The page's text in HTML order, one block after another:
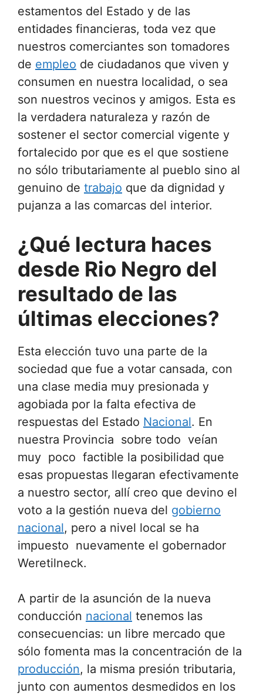
estamentos del Estado y de las
entidades financieras, toda vez que
nuestros comerciantes son tomadores
de empleo de ciudadanos que viven y
consumen en nuestra localidad, o sea
son nuestros vecinos y amigos. Esta es
la verdadera naturaleza y razón de
sostener el sector comercial vigente y
fortalecido por que es el que sostiene
no sólo tributariamente al pueblo sino al
genuino de trabajo que da dignidad y
pujanza a las comarcas del interior.
¿Qué lectura haces
desde Rio Negro del
resultado de las
últimas elecciones?
Esta elección tuvo una parte de la
sociedad que fue a votar cansada, con
una clase media muy presionada y
agobiada por la falta efectiva de
respuestas del Estado Nacional. En
nuestra Provincia sobre todo veían
muy poco factible la posibilidad que
esas propuestas llegaran efectivamente
a nuestro sector, allí creo que devino el
voto a la gestión nueva del gobierno
nacional, pero a nivel local se ha
impuesto nuevamente el gobernador
Weretilneck.
A partir de la asunción de la nueva
conducción nacional tenemos las
consecuencias: un libre mercado que
sólo fomenta mas la concentración de la
producción, la misma presión tributaria,
junto con aumentos desmedidos en los